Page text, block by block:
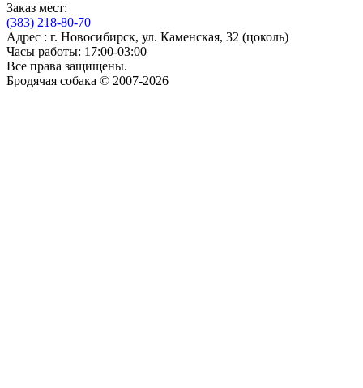
Заказ мест:
(383) 218-80-70
Адрес : г. Новосибирск, ул. Каменская, 32 (цоколь)
Часы работы: 17:00-03:00
Все права защищены.
Бродячая собака © 2007-2026